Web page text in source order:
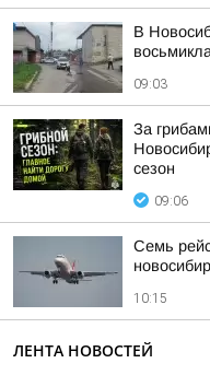
В
09:03
За
сезон
09:06
Семь
10:15
ЛЕНТА НОВОСТЕЙ